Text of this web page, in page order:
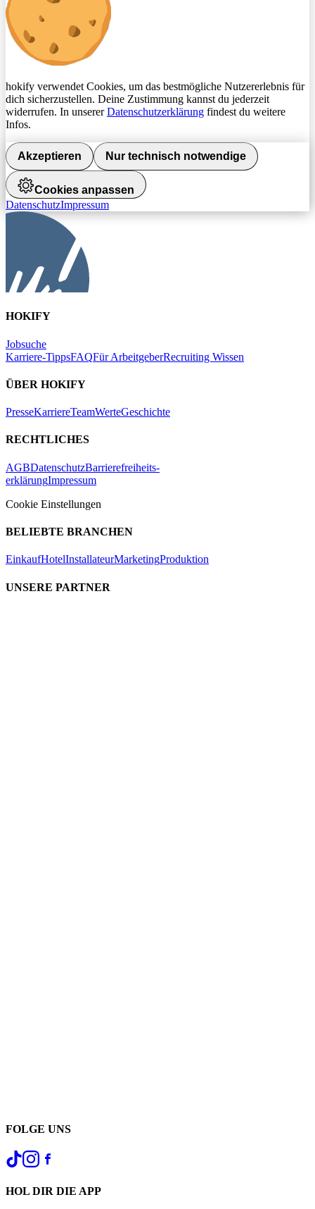
hokify verwendet Cookies, um das bestmögliche Nutzererlebnis für
dich sicherzustellen. Deine Zustimmung kannst du jederzeit
widerrufen. In unsererDatenschutzerklärung findest du weitere
Infos.
Akzeptieren Nur technisch notwendige
Cookies anpassen
DatenschutzImpressum
HOKIFY
Jobsuche
Karriere-TippsFAQFür ArbeitgeberRecruiting Wissen
ÜBER HOKIFY
PresseKarriereTeamWerteGeschichte
RECHTLICHES
AGBDatenschutzBarrierefreiheits-
erklärungImpressum
Cookie Einstellungen
BELIEBTE BRANCHEN
EinkaufHotelInstallateurMarketingProduktion
UNSERE PARTNER
FOLGE UNS
HOL DIR DIE APP